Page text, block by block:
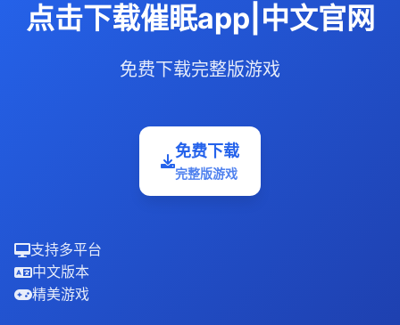
点击下载催眠app|中文官网
免费下载完整版游戏
免费下载
完整版游戏
支持多平台
中文版本
精美游戏